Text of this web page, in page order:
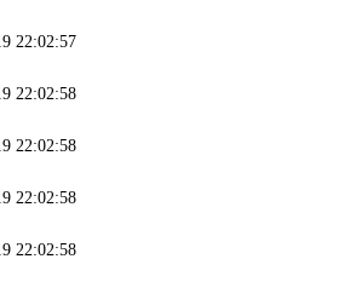
22:02:57
22:02:58
22:02:58
22:02:58
22:02:58